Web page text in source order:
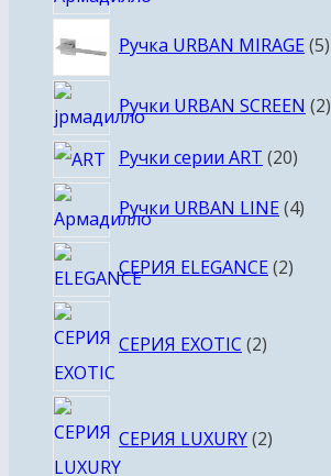
Ручка URBAN MIRAGE 55
Ручки URBAN SCREEN 22
Ручки серии ART 2020
Ручки URBAN LINE 44
СЕРИЯ ELEGANCE 22
СЕРИЯ EXOTIC 2товара
СЕРИЯ LUXURY 2товара